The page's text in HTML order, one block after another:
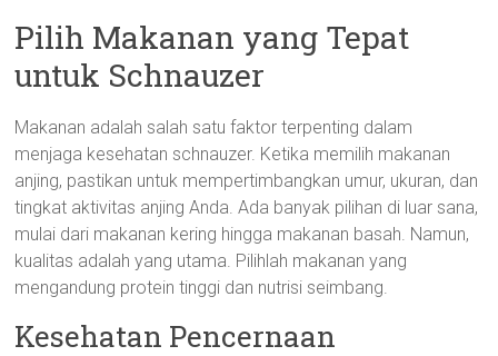
Pilih Makanan yang Tepat
untuk Schnauzer
Makanan adalah salah satu faktor terpenting dalam
menjaga kesehatan schnauzer. Ketika memilih makanan
anjing, pastikan untuk mempertimbangkan umur, ukuran, dan
tingkat aktivitas anjing Anda. Ada banyak pilihan di luar sana,
mulai dari makanan kering hingga makanan basah. Namun,
kualitas adalah yang utama. Pilihlah makanan yang
mengandung protein tinggi dan nutrisi seimbang.
Kesehatan Pencernaan